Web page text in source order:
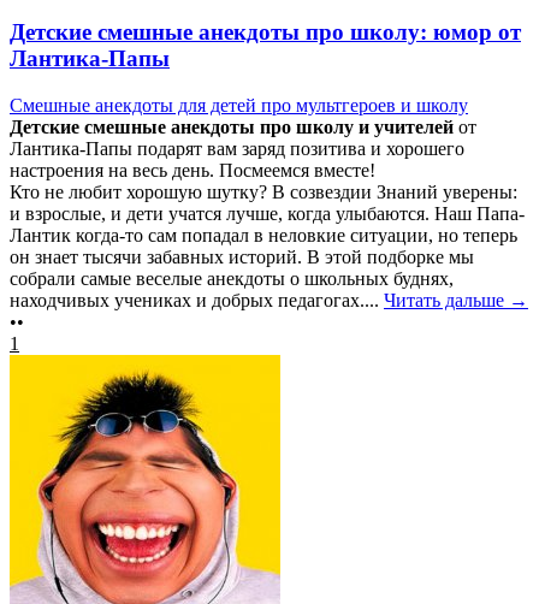
Детские смешные анекдоты про школу: юмор от
Лантика-Папы
Смешные анекдоты для детей про мультгероев и школу
Детские смешные анекдоты про школу и учителей от
Лантика-Папы подарят вам заряд позитива и хорошего
настроения на весь день. Посмеемся вместе!
Кто не любит хорошую шутку? В созвездии Знаний уверены:
и взрослые, и дети учатся лучше, когда улыбаются. Наш Папа-
Лантик когда-то сам попадал в неловкие ситуации, но теперь
он знает тысячи забавных историй. В этой подборке мы
собрали самые веселые анекдоты о школьных буднях,
находчивых учениках и добрых педагогах.... Читать дальше →
••
1